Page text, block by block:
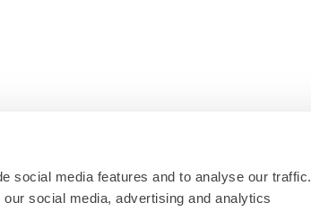
social media features and to analyse our traffic.
social media, advertising and analytics